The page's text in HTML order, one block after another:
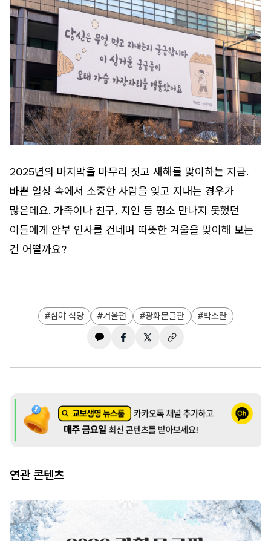
2025년의 마지막을 마무리 짓고 새해를 맞이하는 지금.
바쁜 일상 속에서 소중한 사람을 잊고 지내는 경우가
많은데요. 가족이나 친구, 지인 등 평소 만나지 못했던
이들에게 안부 인사를 건네며 따뜻한 겨울을 맞이해 보는
건 어떨까요?
심야 식당 겨울편 광화문글판 박소란
연관 콘텐츠